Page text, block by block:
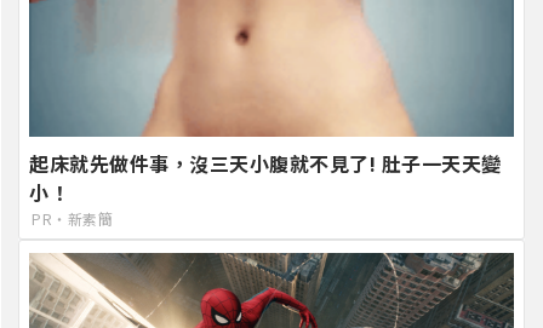
起床就先做件事，沒三天小腹就不見了! 肚子一天天變
小！
PR・新素簡